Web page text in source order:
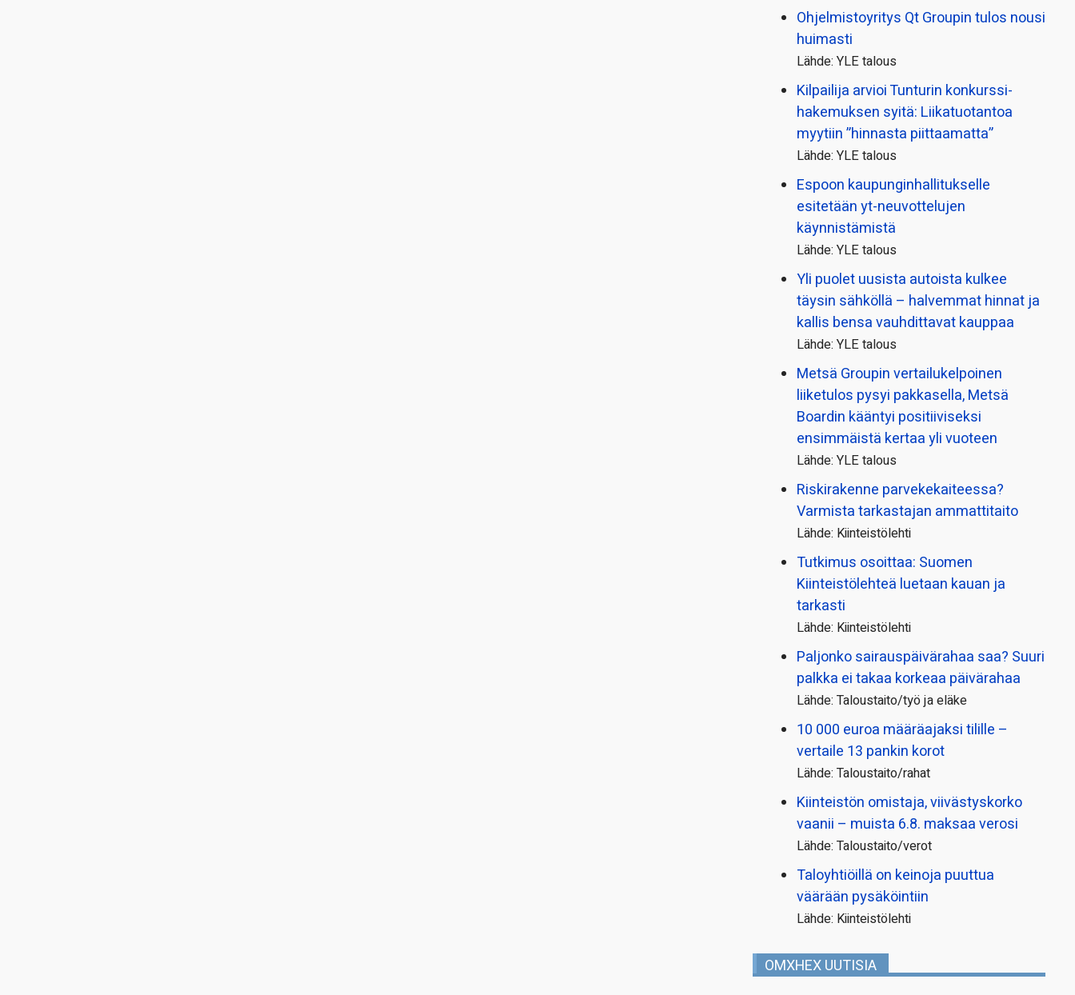
Ohjelmistoyritys Qt Groupin tulos nousi
huimasti
Lähde: YLE talous
Kilpailija arvioi Tunturin konkurssi­
hakemuksen syitä: Liikatuotantoa
myytiin ”hinnasta piittaamatta”
Lähde: YLE talous
Espoon kaupungin­hallitukselle
esitetään yt-neuvottelujen
käynnistämistä
Lähde: YLE talous
Yli puolet uusista autoista kulkee
täysin sähköllä – halvemmat hinnat ja
kallis bensa vauhdittavat kauppaa
Lähde: YLE talous
Metsä Groupin vertailu­kelpoinen
liiketulos pysyi pakkasella, Metsä
Boardin kääntyi positiiviseksi
ensimmäistä kertaa yli vuoteen
Lähde: YLE talous
Riskirakenne parvekekaiteessa?
Varmista tarkastajan ammattitaito
Lähde: Kiinteistölehti
Tutkimus osoittaa: Suomen
Kiinteistölehteä luetaan kauan ja
tarkasti
Lähde: Kiinteistölehti
Paljonko sairauspäivä­rahaa saa? Suuri
palkka ei takaa korkeaa päivärahaa
Lähde: Taloustaito/työ ja eläke
10 000 euroa määräajaksi tilille –
vertaile 13 pankin korot
Lähde: Taloustaito/rahat
Kiinteistön omistaja, viivästyskorko
vaanii – muista 6.8. maksaa verosi
Lähde: Taloustaito/verot
Taloyhtiöillä on keinoja puuttua
väärään pysäköintiin
Lähde: Kiinteistölehti
OMXHEX UUTISIA